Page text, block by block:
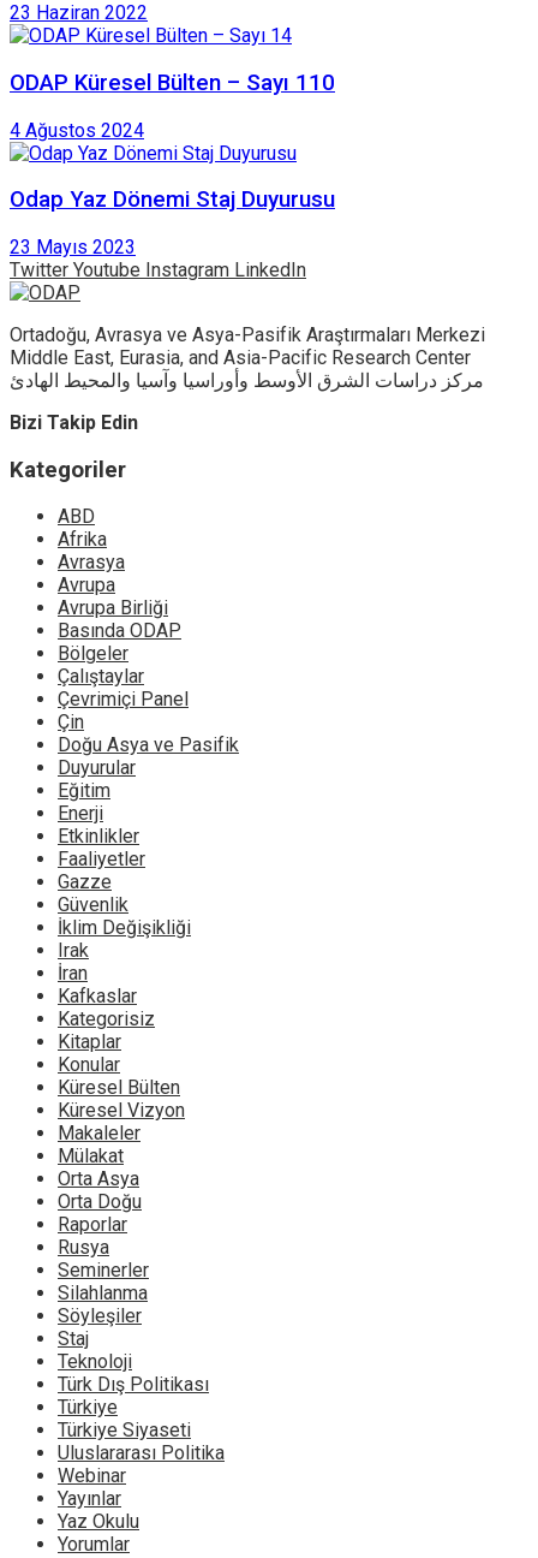
23 Haziran 2022
ODAP Küresel Bülten – Sayı 110
4 Ağustos 2024
Odap Yaz Dönemi Staj Duyurusu
23 Mayıs 2023
Twitter Youtube Instagram LinkedIn
Ortadoğu, Avrasya ve Asya-Pasifik Araştırmaları Merkezi
Middle East, Eurasia, and Asia-Pacific Research Center
مركز دراسات الشرق الأوسط وأوراسيا وآسيا والمحيط الهادئ
Bizi Takip Edin
Kategoriler
ABD
Afrika
Avrasya
Avrupa
Avrupa Birliği
Basında ODAP
Bölgeler
Çalıştaylar
Çevrimiçi Panel
Çin
Doğu Asya ve Pasifik
Duyurular
Eğitim
Enerji
Etkinlikler
Faaliyetler
Gazze
Güvenlik
İklim Değişikliği
Irak
İran
Kafkaslar
Kategorisiz
Kitaplar
Konular
Küresel Bülten
Küresel Vizyon
Makaleler
Mülakat
Orta Asya
Orta Doğu
Raporlar
Rusya
Seminerler
Silahlanma
Söyleşiler
Staj
Teknoloji
Türk Dış Politikası
Türkiye
Türkiye Siyaseti
Uluslararası Politika
Webinar
Yayınlar
Yaz Okulu
Yorumlar